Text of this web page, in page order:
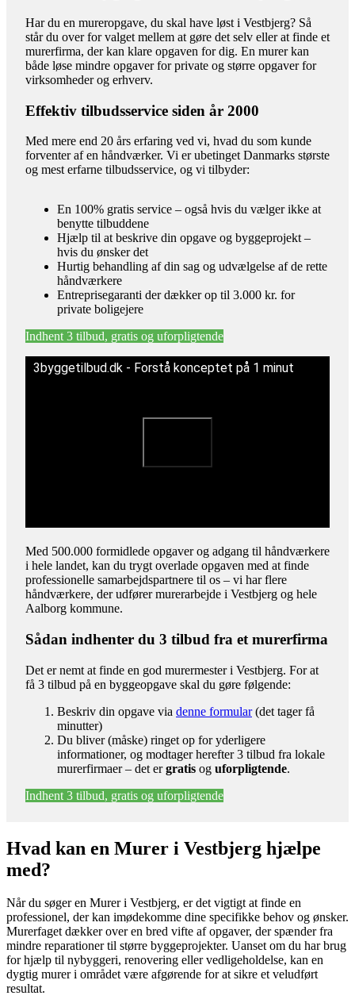
Har du en mureropgave, du skal have løst i Vestbjerg? Så
står du over for valget mellem at gøre det selv eller at finde et
murerfirma, der kan klare opgaven for dig. En murer kan
både løse mindre opgaver for private og større opgaver for
virksomheder og erhverv.
Effektiv tilbudsservice siden år 2000
Med mere end 20 års erfaring ved vi, hvad du som kunde
forventer af en håndværker. Vi er ubetinget Danmarks største
og mest erfarne tilbudsservice, og vi tilbyder:
En 100% gratis service – også hvis du vælger ikke at
benytte tilbuddene
Hjælp til at beskrive din opgave og byggeprojekt –
hvis du ønsker det
Hurtig behandling af din sag og udvælgelse af de rette
håndværkere
Entreprisegaranti der dækker op til 3.000 kr. for
private boligejere
Indhent 3 tilbud, gratis og uforpligtende
3byggetilbud.dk - Forstå konceptet på 1 minut
Med 500.000 formidlede opgaver og adgang til håndværkere
i hele landet, kan du trygt overlade opgaven med at finde
professionelle samarbejdspartnere til os – vi har flere
håndværkere, der udfører murerarbejde i Vestbjerg og hele
Aalborg kommune.
Sådan indhenter du 3 tilbud fra et murerfirma
Det er nemt at finde en god murermester i Vestbjerg. For at
få 3 tilbud på en byggeopgave skal du gøre følgende:
Beskriv din opgave via denne formular(det tager få
minutter)
Du bliver (måske) ringet op for yderligere
informationer, og modtager herefter 3 tilbud fra lokale
murerfirmaer – det ergratis og uforpligtende.
Indhent 3 tilbud, gratis og uforpligtende
Hvad kan en Murer i Vestbjerg hjælpe
med?
Når du søger en Murer i Vestbjerg, er det vigtigt at finde en
professionel, der kan imødekomme dine specifikke behov og ønsker.
Murerfaget dækker over en bred vifte af opgaver, der spænder fra
mindre reparationer til større byggeprojekter. Uanset om du har brug
for hjælp til nybyggeri, renovering eller vedligeholdelse, kan en
dygtig murer i området være afgørende for at sikre et veludført
resultat.